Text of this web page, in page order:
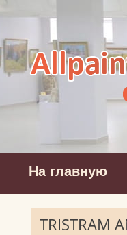
На главную